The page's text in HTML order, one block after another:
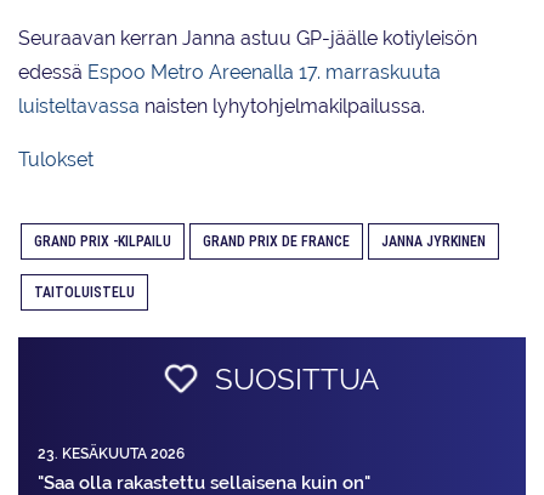
Seuraavan kerran Janna astuu GP-jäälle kotiyleisön
edessä Espoo Metro Areenalla 17.­ marraskuuta
luisteltavassa naisten lyhytohjelmakilpailussa.
Tulokset
GRAND PRIX -KILPAILU GRAND PRIX DE FRANCE JANNA JYRKINEN
TAITOLUISTELU
SUOSITTUA
23. KESÄKUUTA 2026
"Saa olla rakastettu sellaisena kuin on"